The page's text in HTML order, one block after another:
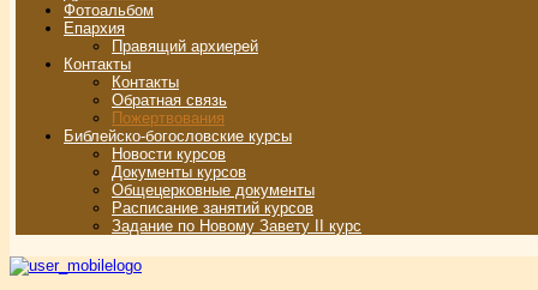
Фотоальбом
Епархия
Правящий архиерей
Контакты
Контакты
Обратная связь
Пожертвования
Библейско-богословские курсы
Новости курсов
Документы курсов
Общецерковные документы
Расписание занятий курсов
Задание по Новому Завету II курс